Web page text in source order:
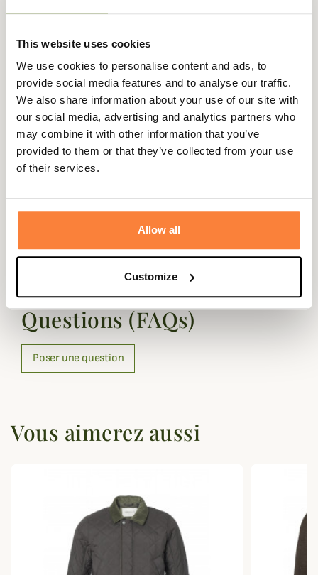
This website uses cookies
We use cookies to personalise content and ads, to
provide social media features and to analyse our traffic.
We also share information about your use of our site with
our social media, advertising and analytics partners who
may combine it with other information that you’ve
provided to them or that they’ve collected from your use
of their services.
Allow all
Customize
cette veste polyvalente de la
Fiche technique
Composition 100% Polyamide
Doublure 65% Coton, 35% Polyester
Matière Coton, Polyamide, Polyester
Coloris Marron
Questions (FAQs)
Questions (FAQs)
Poser une question
Vous aimerez aussi